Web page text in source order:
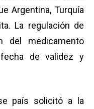
Argentina, Turquía
La regulación de
del medicamento
fecha de validez y
país solicitó a la